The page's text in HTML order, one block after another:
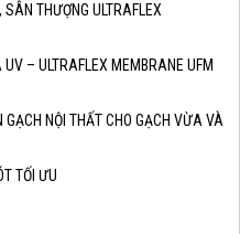
THƯỢNG ULTRAFLEX
– ULTRAFLEX MEMBRANE UFM
NỘI THẤT CHO GẠCH VỪA VÀ
TỐI ƯU